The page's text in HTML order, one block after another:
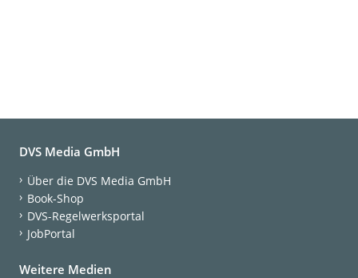
DVS Media GmbH
Über die DVS Media GmbH
Book-Shop
DVS-Regelwerksportal
JobPortal
Weitere Medien